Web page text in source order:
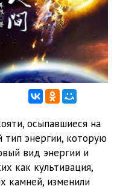
13:29
16:16
09:59
11:38
12:00
09:58
12:19
осыпавшиеся на
тип энергии, которую
вид энергии и
как культивация,
камней, изменили